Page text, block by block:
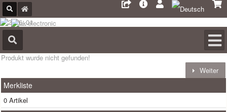
Produkt wurde nicht gefunden!
Weiter
Merkliste
0 Artikel